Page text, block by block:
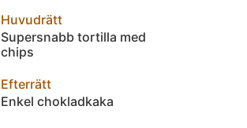
Huvudrätt
Supersnabb tortilla med
chips
Efterrätt
Enkel chokladkaka